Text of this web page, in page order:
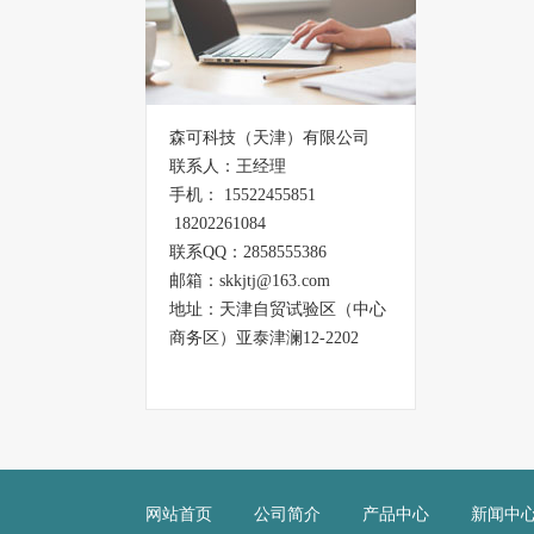
森可科技（天津）有限公司
联系人：王经理
手机： 15522455851
18202261084
联系QQ：2858555386
邮箱：skkjtj@163.com
地址：天津自贸试验区（中心
商务区）亚泰津澜12-2202
网站首页 公司简介 产品中心 新闻中